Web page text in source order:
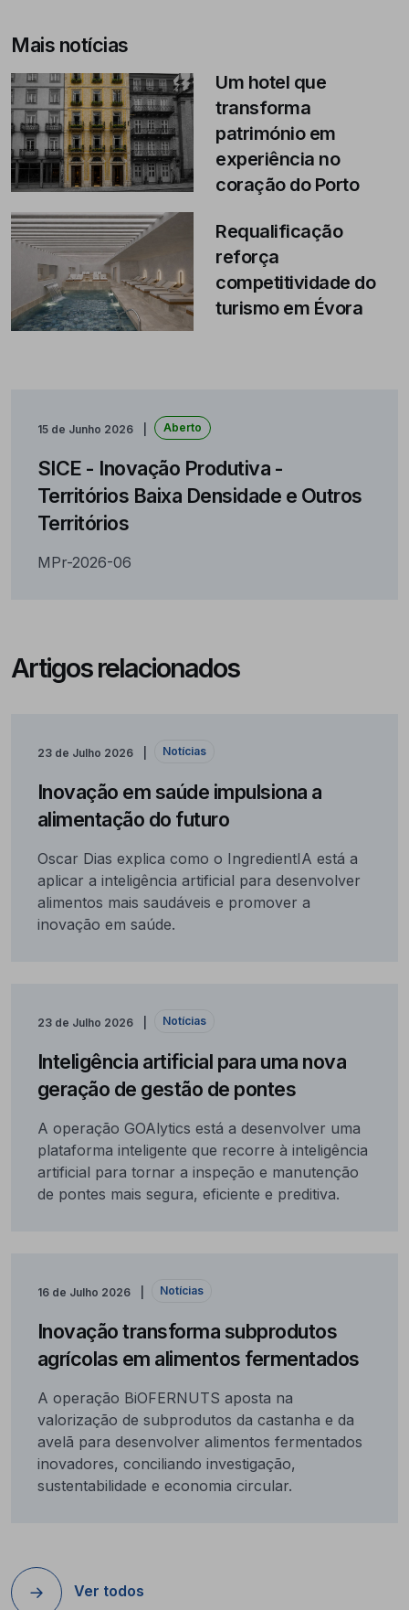
Mais notícias
Um hotel que
transforma
património em
experiência no
coração do Porto
Requalificação
reforça
competitividade do
turismo em Évora
15 de Junho 2026 Aberto
SICE - Inovação Produtiva -
Territórios Baixa Densidade e Outros
Territórios
MPr-2026-06
Artigos relacionados
23 de Julho 2026 Notícias
Inovação em saúde impulsiona a
alimentação do futuro
Oscar Dias explica como o IngredientIA está a
aplicar a inteligência artificial para desenvolver
alimentos mais saudáveis e promover a
inovação em saúde.
23 de Julho 2026 Notícias
Inteligência artificial para uma nova
geração de gestão de pontes
A operação GOAlytics está a desenvolver uma
plataforma inteligente que recorre à inteligência
artificial para tornar a inspeção e manutenção
de pontes mais segura, eficiente e preditiva.
16 de Julho 2026 Notícias
Inovação transforma subprodutos
agrícolas em alimentos fermentados
A operação BiOFERNUTS aposta na
valorização de subprodutos da castanha e da
avelã para desenvolver alimentos fermentados
inovadores, conciliando investigação,
sustentabilidade e economia circular.
Ver todos